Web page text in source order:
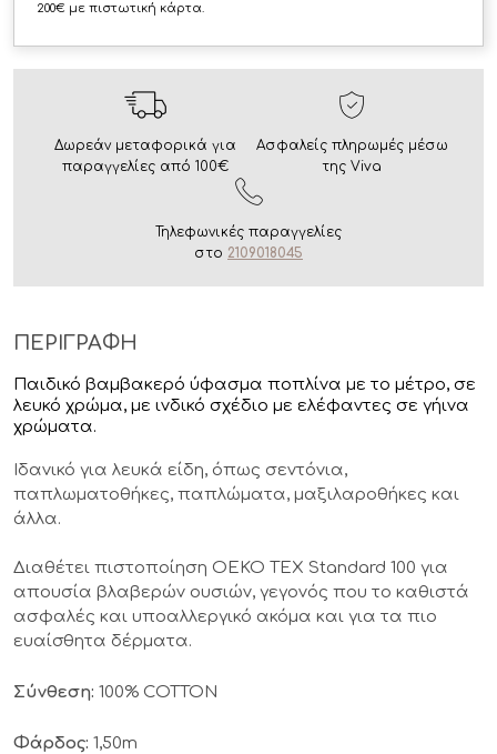
200€ με πιστωτική κάρτα.
Δωρεάν μεταφορικά για
παραγγελίες από 100€
Ασφαλείς πληρωμές μέσω
της Viva
Τηλεφωνικές παραγγελίες
στο 2109018045
ΠΕΡΙΓΡΑΦΗ
Παιδικό βαμβακερό ύφασμα ποπλίνα με το μέτρο, σε
λευκό χρώμα, με ινδικό σχέδιο με ελέφαντες σε γήινα
χρώματα.
Ιδανικό για λευκά είδη, όπως σεντόνια,
παπλωματοθήκες, παπλώματα, μαξιλαροθήκες και
άλλα.
Διαθέτει πιστοποίηση OEKO TEX Standard 100 για
απουσία βλαβερών ουσιών, γεγονός που το καθιστά
ασφαλές και υποαλλεργικό ακόμα και για τα πιο
ευαίσθητα δέρματα.
Σύνθεση: 100% COTTON
Φάρδος: 1,50m